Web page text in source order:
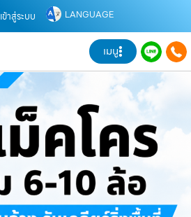
เข้าสู่ระบบ LANGUAGE
เมนู